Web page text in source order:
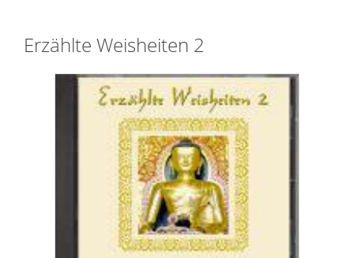
Erzählte Weisheiten 2